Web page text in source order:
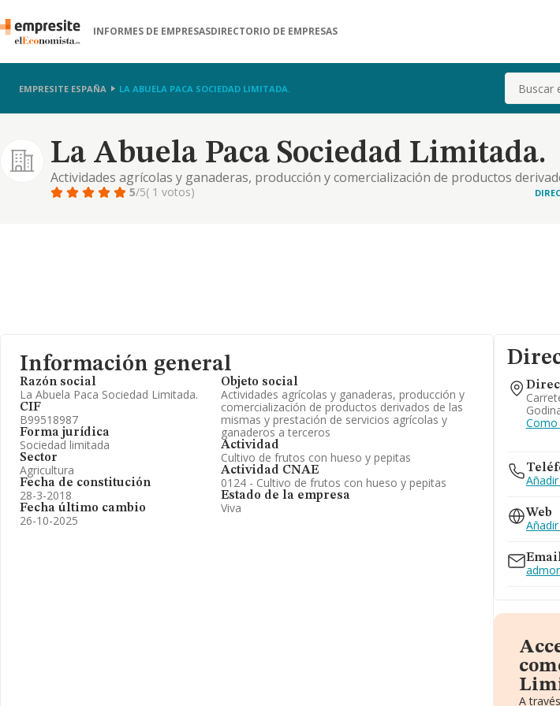
INFORMES DE EMPRESASDIRECTORIO DE EMPRESAS
EMPRESITE ESPAÑA LA ABUELA PACA SOCIEDAD LIMITADA. Buscar
La Abuela Paca Sociedad Limitada.
Actividades agrícolas y ganaderas, producción y comercialización de productos
mismas y prestación de servicios agrícolas y ganaderos a terceros
5/5( 1 votos)
Información general
Razón social
La Abuela Paca Sociedad Limitada.
CIF
B99518987
Forma jurídica
Sociedad limitada
Sector
Agricultura
Fecha de constitución
28-3-2018
Fecha último cambio
26-10-2025
Objeto social
Actividades agrícolas y ganaderas, producción y
comercialización de productos derivados de las
mismas y prestación de servicios agrícolas y
ganaderos a terceros
Actividad
Cultivo de frutos con hueso y pepitas
Actividad CNAE
0124 - Cultivo de frutos con hueso y pepitas
Estado de la empresa
Viva
Como
Web
A